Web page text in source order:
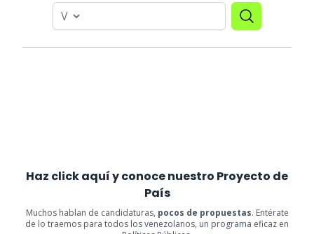
Haz click aquí y conoce nuestro Proyecto de
País
Muchos hablan de candidaturas, pocos de propuestas. Entérate
de lo traemos para todos los venezolanos, un programa eficaz en